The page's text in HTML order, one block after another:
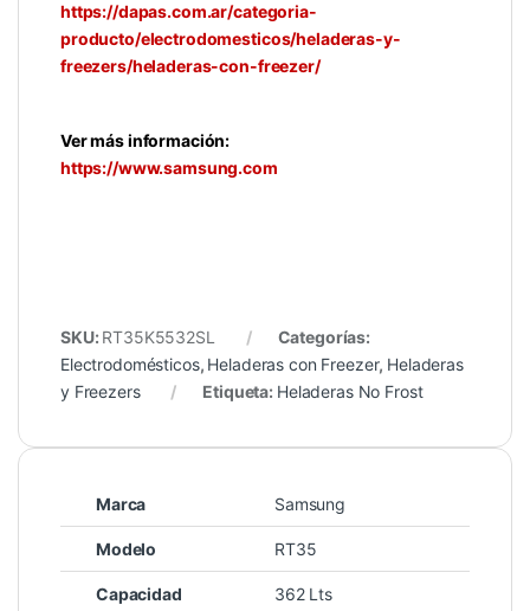
https://dapas.com.ar/categoria-
producto/electrodomesticos/heladeras-y-
freezers/heladeras-con-freezer/
Ver más información:
https://www.samsung.com
SKU: RT35K5532SL
Categorías:
Electrodomésticos, Heladeras con Freezer, Heladeras
y Freezers
Etiqueta: Heladeras No Frost
Marca Samsung
Modelo RT35
Capacidad 362 Lts